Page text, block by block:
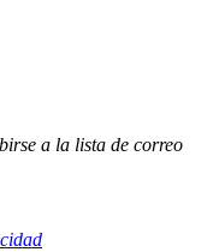
a la lista de correo